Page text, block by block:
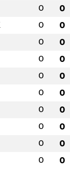
0 0
0 0
0 0
0 0
0 0
0 0
0 0
0 0
0 0
0 0